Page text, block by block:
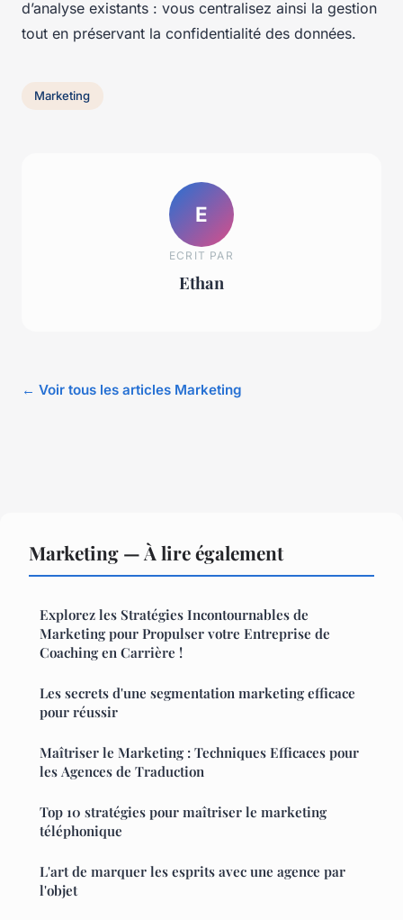
d’analyse existants : vous centralisez ainsi la gestion
tout en préservant la confidentialité des données.
Marketing
E
ECRIT PAR
Ethan
← Voir tous les articles Marketing
Marketing — À lire également
Explorez les Stratégies Incontournables de
Marketing pour Propulser votre Entreprise de
Coaching en Carrière !
Les secrets d'une segmentation marketing efficace
pour réussir
Maîtriser le Marketing : Techniques Efficaces pour
les Agences de Traduction
Top 10 stratégies pour maîtriser le marketing
téléphonique
L'art de marquer les esprits avec une agence par
l'objet